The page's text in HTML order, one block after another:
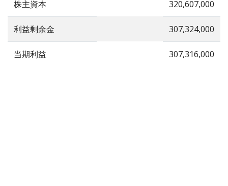
株主資本 320,607,000
利益剰余金 307,324,000
当期利益 307,316,000